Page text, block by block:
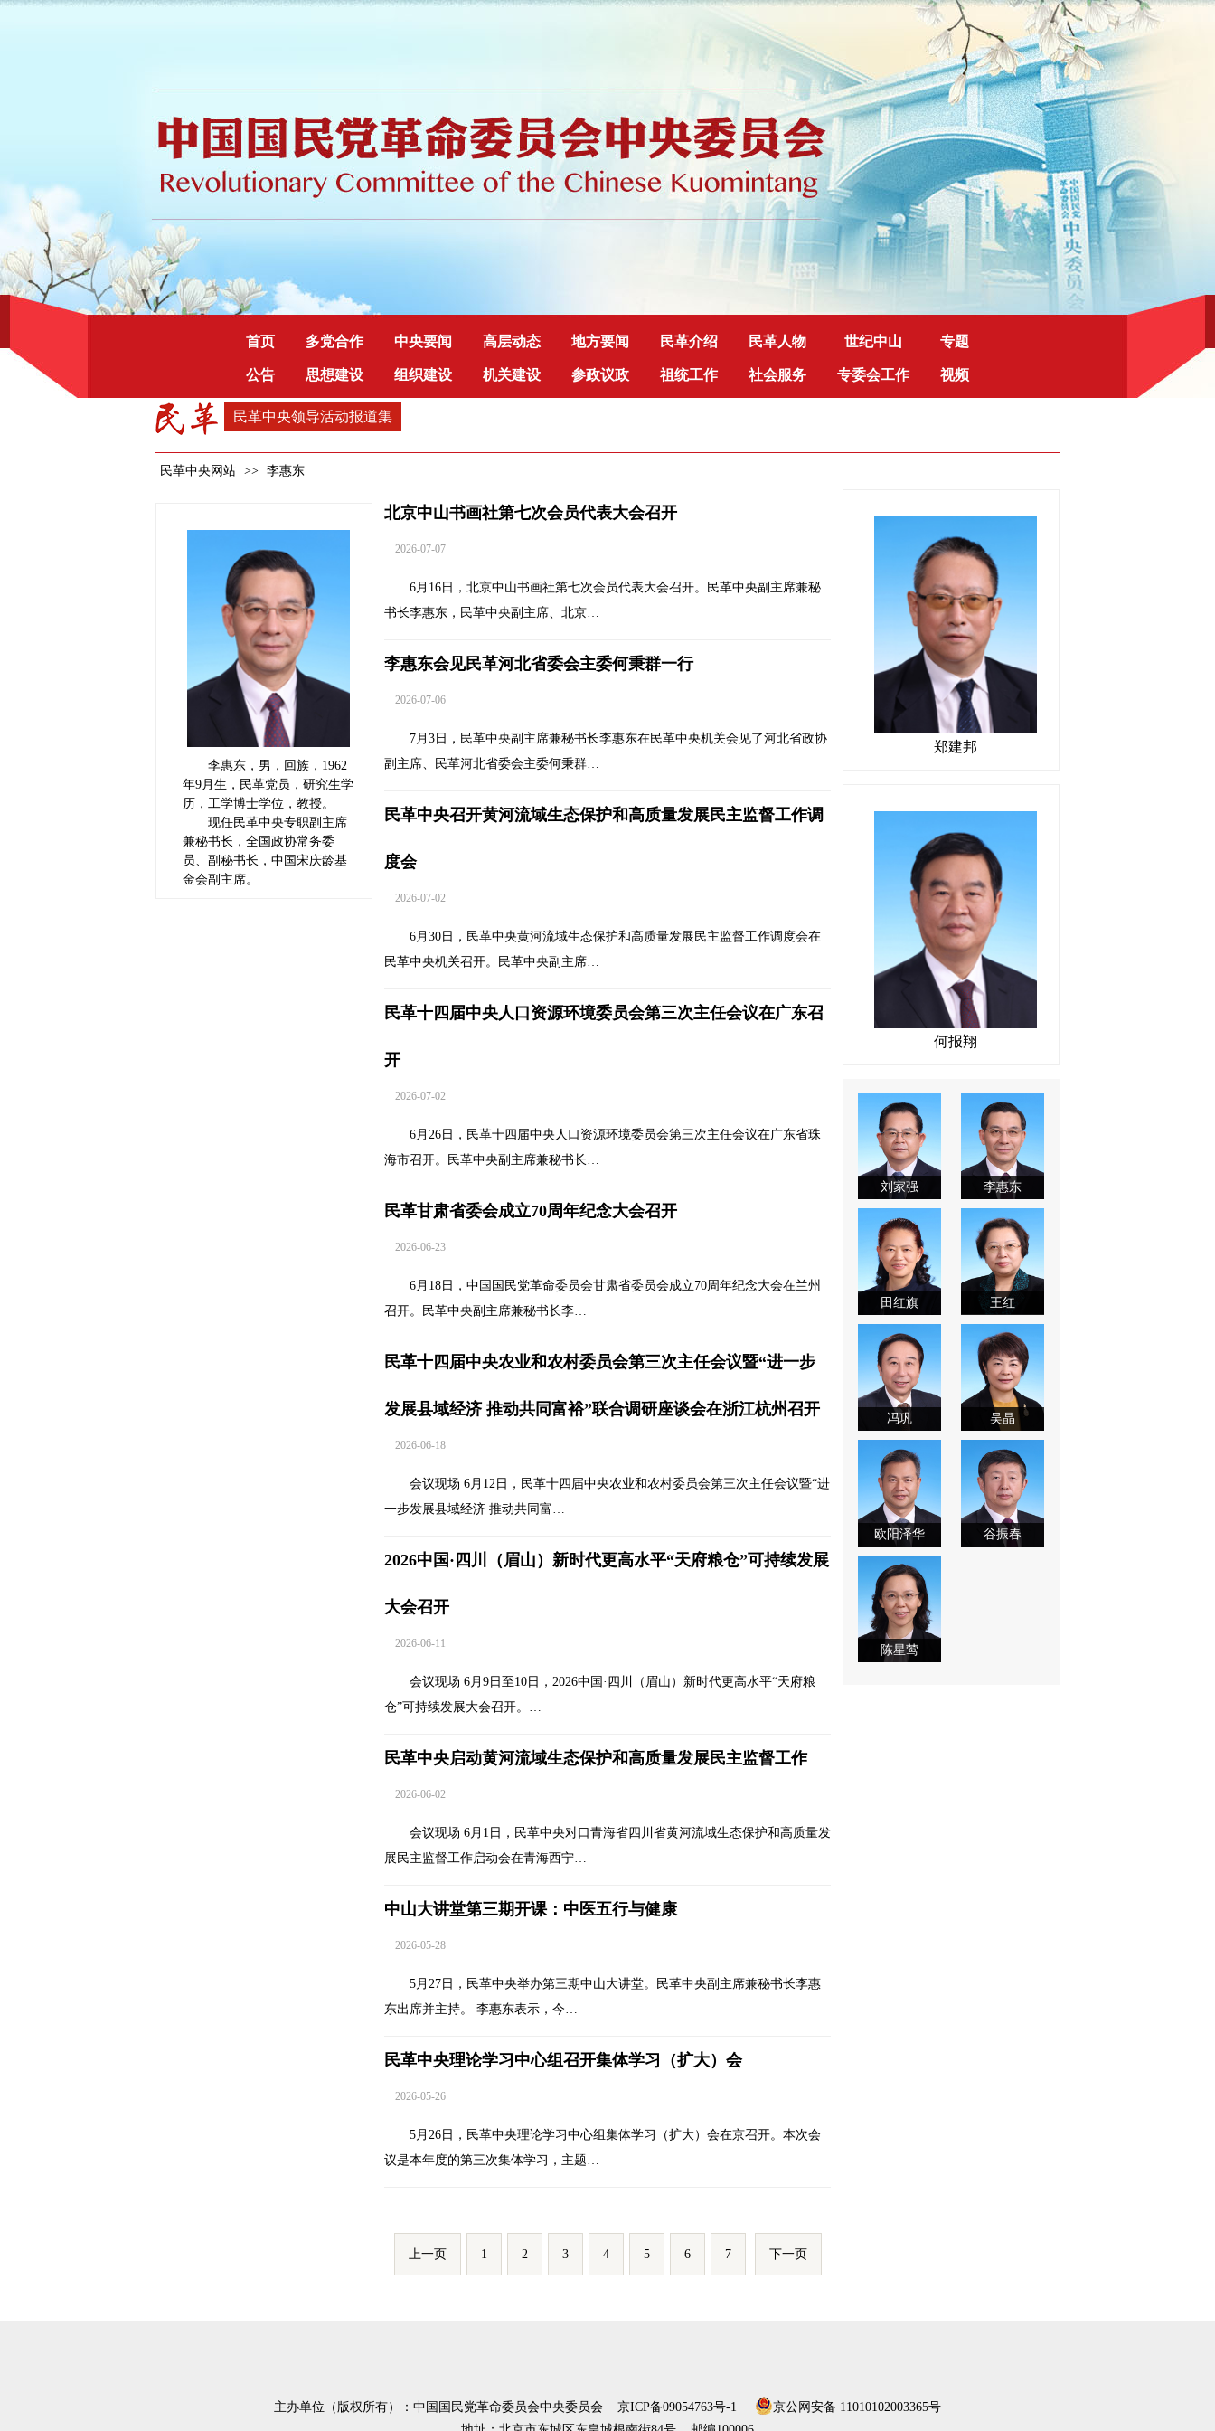
首页 多党合作 中央要闻 高层动态 地方要闻 民革介绍 民革人物 世纪中山 专题
公告 思想建设 组织建设 机关建设 参政议政 祖统工作 社会服务 专委会工作 视频
民革中央领导活动报道集
民革中央网站 >> 李惠东
李惠东，男，回族，1962
年9月生，民革党员，研究生学
历，工学博士学位，教授。
现任民革中央专职副主席
兼秘书长，全国政协常务委
员、副秘书长，中国宋庆龄基
金会副主席。
北京中山书画社第七次会员代表大会召开
2026-07-07
6月16日，北京中山书画社第七次会员代表大会召开。民革中央副主席兼秘
书长李惠东，民革中央副主席、北京…
李惠东会见民革河北省委会主委何秉群一行
2026-07-06
7月3日，民革中央副主席兼秘书长李惠东在民革中央机关会见了河北省政协
副主席、民革河北省委会主委何秉群…
民革中央召开黄河流域生态保护和高质量发展民主监督工作调
度会
2026-07-02
6月30日，民革中央黄河流域生态保护和高质量发展民主监督工作调度会在
民革中央机关召开。民革中央副主席…
民革十四届中央人口资源环境委员会第三次主任会议在广东召
开
2026-07-02
6月26日，民革十四届中央人口资源环境委员会第三次主任会议在广东省珠
海市召开。民革中央副主席兼秘书长…
民革甘肃省委会成立70周年纪念大会召开
2026-06-23
6月18日，中国国民党革命委员会甘肃省委员会成立70周年纪念大会在兰州
召开。民革中央副主席兼秘书长李…
民革十四届中央农业和农村委员会第三次主任会议暨“进一步
发展县域经济 推动共同富裕”联合调研座谈会在浙江杭州召开
2026-06-18
会议现场 6月12日，民革十四届中央农业和农村委员会第三次主任会议暨“进
一步发展县域经济 推动共同富…
2026中国·四川（眉山）新时代更高水平“天府粮仓”可持续发展
大会召开
2026-06-11
会议现场 6月9日至10日，2026中国·四川（眉山）新时代更高水平“天府粮
仓”可持续发展大会召开。…
民革中央启动黄河流域生态保护和高质量发展民主监督工作
2026-06-02
会议现场 6月1日，民革中央对口青海省四川省黄河流域生态保护和高质量发
展民主监督工作启动会在青海西宁…
中山大讲堂第三期开课：中医五行与健康
2026-05-28
5月27日，民革中央举办第三期中山大讲堂。民革中央副主席兼秘书长李惠
东出席并主持。 李惠东表示，今…
民革中央理论学习中心组召开集体学习（扩大）会
2026-05-26
5月26日，民革中央理论学习中心组集体学习（扩大）会在京召开。本次会
议是本年度的第三次集体学习，主题…
上一页 1 2 3 4 5 6 7 下一页
郑建邦
何报翔
刘家强 李惠东
田红旗 王红
冯巩 吴晶
欧阳泽华 谷振春
陈星莺
主办单位（版权所有）：中国国民党革命委员会中央委员会 京ICP备09054763号-1
京公网安备 11010102003365号